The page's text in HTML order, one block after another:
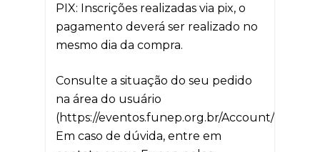
PIX: Inscrições realizadas via pix, o
pagamento deverá ser realizado no
mesmo dia da compra.
Consulte a situação do seu pedido
na área do usuário
(https://eventos.funep.org.br/Account/Login).
Em caso de dúvida, entre em